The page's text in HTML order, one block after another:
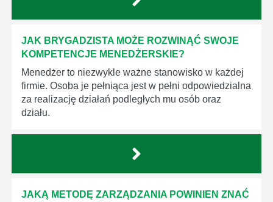
JAK BRYGADZISTA MOŻE ROZWINĄĆ SWOJE
KOMPETENCJE MENEDŻERSKIE?
Menedżer to niezwykle ważne stanowisko w każdej
firmie. Osoba je pełniąca jest w pełni odpowiedzialna
za realizację działań podległych mu osób oraz
działu.
JAKĄ METODĘ ZARZĄDZANIA POWINIEN ZNAĆ